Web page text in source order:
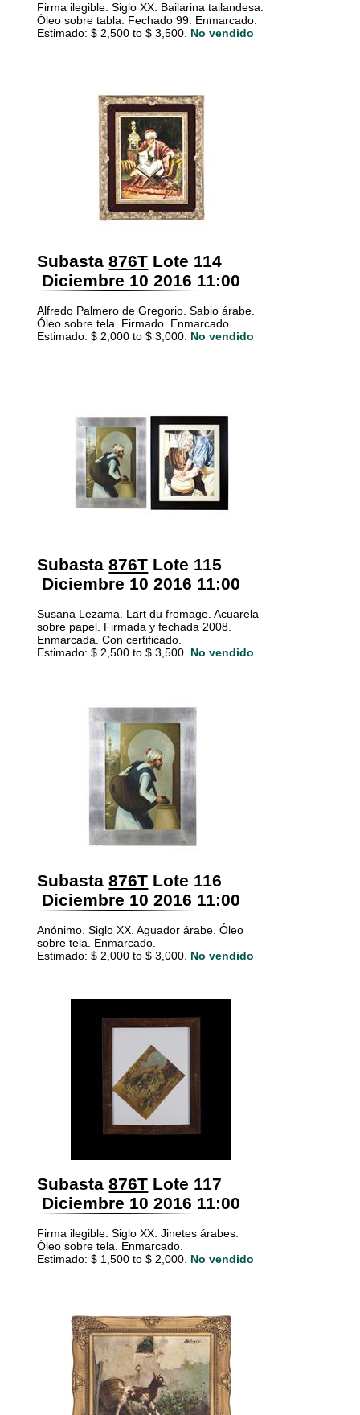
Firma ilegible. Siglo XX. Bailarina tailandesa.
Óleo sobre tabla. Fechado 99. Enmarcado.
Estimado: $ 2,500 to $ 3,500. No vendido
Subasta 876T Lote 114
Diciembre 10 2016 11:00
Alfredo Palmero de Gregorio. Sabio árabe.
Óleo sobre tela. Firmado. Enmarcado.
Estimado: $ 2,000 to $ 3,000. No vendido
Subasta 876T Lote 115
Diciembre 10 2016 11:00
Susana Lezama. Lart du fromage. Acuarela
sobre papel. Firmada y fechada 2008.
Enmarcada. Con certificado.
Estimado: $ 2,500 to $ 3,500. No vendido
Subasta 876T Lote 116
Diciembre 10 2016 11:00
Anónimo. Siglo XX. Aguador árabe. Óleo
sobre tela. Enmarcado.
Estimado: $ 2,000 to $ 3,000. No vendido
Subasta 876T Lote 117
Diciembre 10 2016 11:00
Firma ilegible. Siglo XX. Jinetes árabes.
Óleo sobre tela. Enmarcado.
Estimado: $ 1,500 to $ 2,000. No vendido